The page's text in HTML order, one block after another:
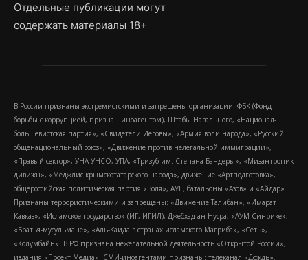
Отдельные публикации могут
содержать материалы 18+
В России признаны экстремистскими и запрещены организации: ФБК (Фонд
борьбы с коррупцией, признан иноагентом), Штабы Навального, «Национал-
большевистская партия», «Свидетели Иеговы», «Армия воли народа», «Русский
общенациональный союз», «Движение против нелегальной иммиграции»,
«Правый сектор», УНА-УНСО, УПА, «Тризуб им. Степана Бандеры», «Мизантропик
дивижн», «Меджлис крымскотатарского народа», движение «Артподготовка»,
общероссийская политическая партия «Воля», АУЕ, батальоны «Азов» и «Айдар».
Признаны террористическими и запрещены: «Движение Талибан», «Имарат
Кавказ», «Исламское государство» (ИГ, ИГИЛ), Джебхад-ан-Нусра, «АУМ Синрике»,
«Братья-мусульмане», «Аль-Каида в странах исламского Магриба», «Сеть»,
«Колумбайн». В РФ признана нежелательной деятельность «Открытой России»,
издания «Проект Медиа». СМИ-иноагентами признаны: телеканал «Дождь»,